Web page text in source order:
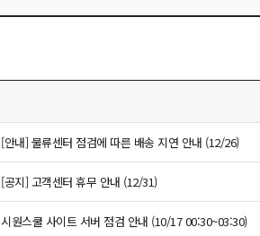
[안내] 물류센터 점검에 따른 배송 지연 안내 (12/26)
[공지] 고객센터 휴무 안내 (12/31)
시원스쿨 사이트 서버 점검 안내 (10/17 00:30~03:30)